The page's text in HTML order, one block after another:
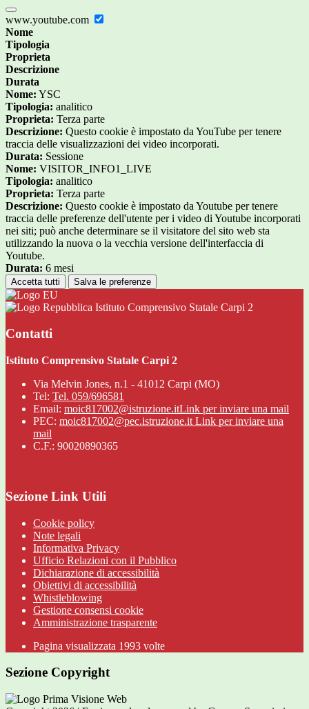
www.youtube.com
Nome
Tipologia
Proprieta
Descrizione
Durata
Nome: YSC
Tipologia: analitico
Proprieta: Terza parte
Descrizione: Questo cookie è impostato da YouTube per tenere
traccia delle visualizzazioni dei video incorporati.
Durata: Sessione
Nome: VISITOR_INFO1_LIVE
Tipologia: analitico
Proprieta: Terza parte
Descrizione: Questo cookie è impostato da Youtube per tenere
traccia delle preferenze dell'utente per i video di Youtube incorporati
nei siti; può anche determinare se il visitatore del sito web sta
utilizzando la nuova o la vecchia versione dell'interfaccia di
Youtube.
Durata: 6 mesi
Accetta tutti Salva le preferenze
Istituto Comprensivo Statale Carpi 2
Contatti
Istituto Comprensivo Statale Carpi 2
Via Melvin Jones, n.1 - 41012 Carpi (MO)
Tel: Tel. 059/696581
Email: moic817002@istruzione.itLink per inviare una mail
PEC: moic817002@pec.istruzione.it Link per inviare una
mail
C.F.: 90020890365
Sezione Link Utili
Cookie policy
Note legali
Informativa Privacy
Ufficio Relazioni con il Pubblico
Dichiarazione di accessibilità
Obiettivi di accessibilità
Whistleblowing
Gestione consensi cookie
Amministrazione trasparente
Pagina visualizzata 1993 volte
Sezione Copyright